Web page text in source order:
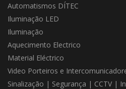
Automatismos DÍTEC
Iluminação LED
Iluminação
Aquecimento Electrico
Material Eléctrico
Video Porteiros e
Sinalização | Segurança | CCTV |